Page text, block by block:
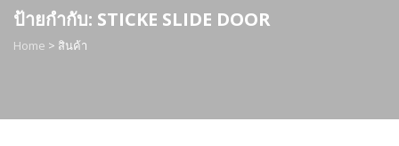
ป้ายกำกับ: STICKE SLIDE DOOR
Home > สินค้า